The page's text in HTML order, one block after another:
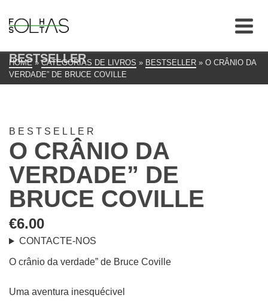
BESTSELLER
HOME » CATEGORIAS DE LIVROS » BESTSELLER » O CRÂNIO DA
VERDADE” DE BRUCE COVILLE
BESTSELLER
O CRÂNIO DA
VERDADE” DE
BRUCE COVILLE
€6.00
CONTACTE-NOS
O crânio da verdade” de Bruce Coville
Uma aventura inesquécivel